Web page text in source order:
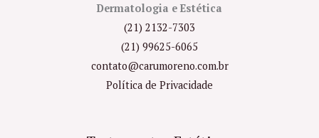
Dermatologia e Estética
(21) 2132-7303
(21) 99625-6065
contato@carumoreno.com.br
Política de Privacidade